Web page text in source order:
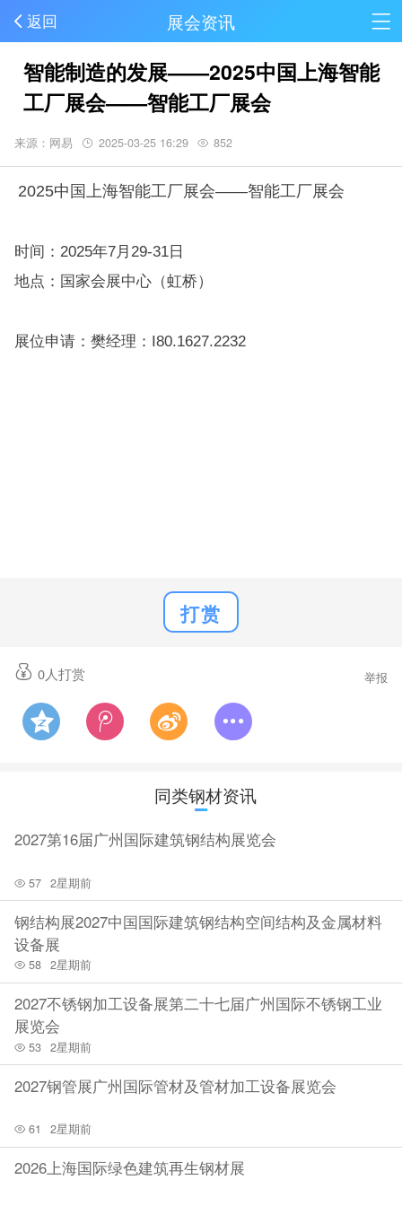
返回 展会资讯
智能制造的发展——2025中国上海智能
工厂展会——智能工厂展会
来源：网易 2025-03-25 16:29 852
2025中国上海智能工厂展会——智能工厂展会
时间：2025年7月29-31日
地点：国家会展中心（虹桥）
展位申请：樊经理：I80.1627.2232
打赏
0人打赏 举报
同类钢材资讯
2027第16届广州国际建筑钢结构展览会
57 2星期前
钢结构展2027中国国际建筑钢结构空间结构及金属材料
设备展
58 2星期前
2027不锈钢加工设备展第二十七届广州国际不锈钢工业
展览会
53 2星期前
2027钢管展广州国际管材及管材加工设备展览会
61 2星期前
2026上海国际绿色建筑再生钢材展